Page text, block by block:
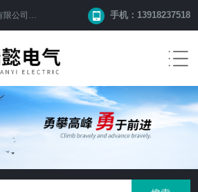
限公司 网站！ 手机：13918237518